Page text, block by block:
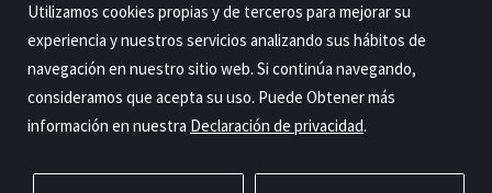
Copyright@2026 Estrategia Empresarial
Privacidad Aviso legal Política de cookies Contacto
Utilizamos cookies propias y de terceros para mejorar su
experiencia y nuestros servicios analizando sus hábitos de
navegación en nuestro sitio web. Si continúa navegando,
consideramos que acepta su uso. Puede Obtener más
información en nuestra Declaración de privacidad.